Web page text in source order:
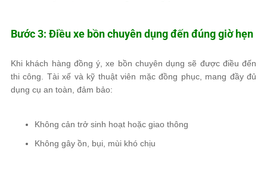
Bước 3: Điều xe bồn chuyên dụng đến đúng giờ hẹn
Khi khách hàng đồng ý, xe bồn chuyên dụng sẽ được điều đến
thi công. Tài xế và kỹ thuật viên mặc đồng phục, mang đầy đủ
dụng cụ an toàn, đảm bảo:
Không cản trở sinh hoạt hoặc giao thông
Không gây ồn, bụi, mùi khó chịu